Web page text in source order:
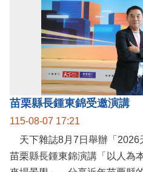
115-08-07 17:21
天下雜誌8月7日舉辦「2026
苗栗縣長鍾東錦演講「以人為